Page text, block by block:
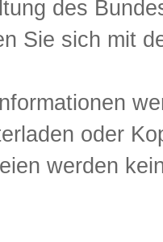
des
Sie sich mit
oder
werden